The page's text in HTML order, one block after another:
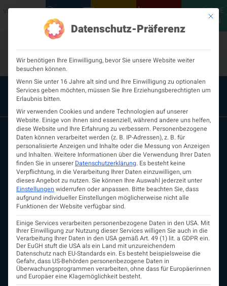
VERANSTALTUNGENPODCASTS NEUROLOGISCH KONTAKT
MEINE
ÖGN
ÖGN
Über uns
Vorstand
Beirat
Arbeitsgemeinschaften
assoziierte Gesellschaften
EAN
Fördermitglieder
Mit
Datenschutz-Präferenz
Wir benötigen Ihre Einwilligung, bevor Sie unsere Website weiter
besuchen können.
Wenn Sie unter 16 Jahre alt sind und Ihre Einwilligung zu optionalen
Services geben möchten, müssen Sie Ihre Erziehungsberechtigten um
Erlaubnis bitten.
Wir verwenden Cookies und andere Technologien auf unserer
Website. Einige von ihnen sind essenziell, während andere uns helfen,
diese Website und Ihre Erfahrung zu verbessern. Personenbezogene
Daten können verarbeitet werden (z. B. IP-Adressen), z. B. für
personalisierte Anzeigen und Inhalte oder die Messung von Anzeigen
und Inhalten.Weitere Informationen über die Verwendung Ihrer Daten
finden Sie in unserer Datenschutzerklärung. Es besteht keine
Verpflichtung, in die Verarbeitung Ihrer Daten einzuwilligen, um
dieses Angebot zu nutzen.Sie können Ihre Auswahl jederzeit unter
Einstellungen widerrufen oder anpassen. Bitte beachten Sie, dass
aufgrund individueller Einstellungen möglicherweise nicht alle
Funktionen der Website verfügbar sind.
Einige Services verarbeiten personenbezogene Daten in den USA. Mit
Ihrer Einwilligung zur Nutzung dieser Services willigen Sie auch in die
Verarbeitung Ihrer Daten in den USA gemäß Art. 49 (1) lit. a GDPR ein.
Der EuGH stuft die USA als ein Land mit unzureichendem
Datenschutz nach EU-Standards ein. Es besteht beispielsweise die
Gefahr, dass US-Behörden personenbezogene Daten in
Überwachungsprogrammen verarbeiten, ohne dass für Europäerinnen
und Europäer eine Klagemöglichkeit besteht.